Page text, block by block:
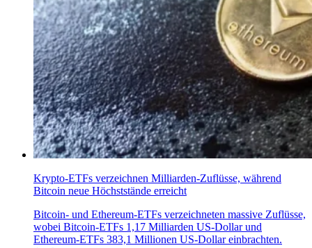
Krypto-ETFs verzeichnen Milliarden-Zuflüsse, während
Bitcoin neue Höchststände erreicht
Bitcoin- und Ethereum-ETFs verzeichneten massive Zuflüsse,
wobei Bitcoin-ETFs 1,17 Milliarden US-Dollar und
Ethereum-ETFs 383,1 Millionen US-Dollar einbrachten.